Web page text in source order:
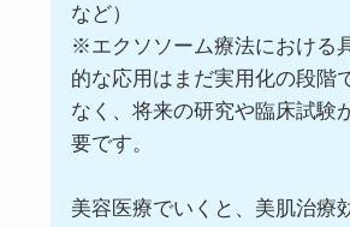
など）
※エクソソーム療法における
的な応用はまだ実用化の段階
なく、将来の研究や臨床試験
要です。
美容医療でいくと、美肌治療